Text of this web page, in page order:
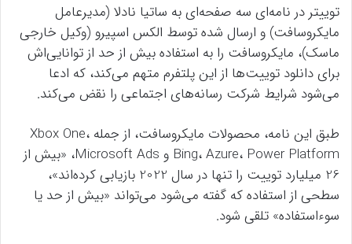
توییتر در نامه‌ای سه صفحه‌ای به ساتیا نادلا (مدیرعامل
مایکروسافت) و ارسال شده توسط الکس اسپیرو (وکیل خارجی
ماسک)، مایکروسافت را به استفاده بیش از حد از توانایی‌اش
برای دانلود توییت‌ها از این پلتفرم متهم می‌کند، که ادعا
می‌شود شرایط شرکت رسانه‌های اجتماعی را نقض می‌کند.
طبق این نامه، محصولات مایکروسافت، از جمله Xbox One،
Bing، Azure، Power Platform و Microsoft Ads، «بیش از
26 میلیارد توییت را تنها در سال 2022 بازیابی کرده‌اند»،
سطحی از استفاده که گفته می‌شود می‌تواند «بیش از حد یا
سوءاستفاده» تلقی شود.